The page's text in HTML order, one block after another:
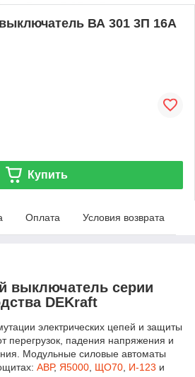
ВА 301 3П 16А
Купить
Оплата Условия возврата
выключатель серии
DEKraft
электрических цепей и защиты
перегрузок, падения напряжения и
Модульные силовые автоматы
АВР, Я5000, ЩО70, И-123 и